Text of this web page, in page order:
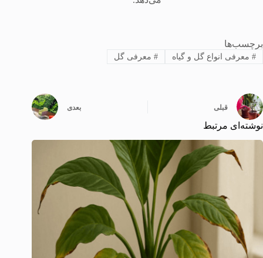
برچسب‌ها
#معرفی انواع گل و گیاه #معرفی گل
قبلی بعدی
نوشته‌ای مرتبط